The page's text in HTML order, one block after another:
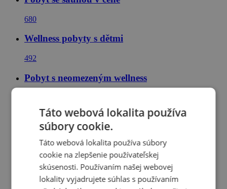
680
Wellness pobyty s dětmi
492
Pobyt s neomezeným wellness
Wellness pobyty v Tatrách
Wellness pobyty na Slovensku
Táto webová lokalita používa
súbory cookie.
Táto webová lokalita používa súbory
cookie na zlepšenie používateľskej
skúsenosti. Používaním našej webovej
lokality vyjadrujete súhlas s používaním